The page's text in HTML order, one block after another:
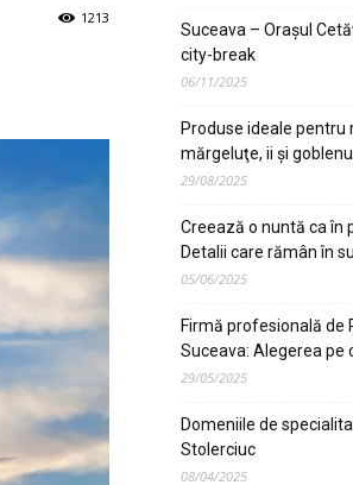
1213
Suceava – Oraşul
city-break
06/11/2025
Produse ideale pentru
mărgeluţe, ii şi
29/08/2025
Creează o nuntă ca în
Detalii care rămân în
05/06/2025
Firmă profesională de
Suceava: Alegerea pe
29/05/2025
Domeniile de
Stolerciuc
08/04/2025